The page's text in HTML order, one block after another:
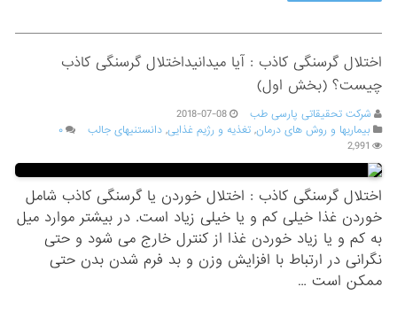
اختلال گرسنگی کاذب : آیا میدانیداختلال گرسنگی کاذب
چیست؟ (بخش اول)
شرکت تحقیقاتی پارسی طب
2018-07-08
بیماریها و روش های درمان,تغذیه و رژیم غذایی,دانستنیهای جالب
۰
2,991
اختلال گرسنگی کاذب : اختلال خوردن یا گرسنگی کاذب شامل
خوردن غذا خیلی کم و یا خیلی زیاد است. در بیشتر موارد میل
به کم و یا زیاد خوردن غذا از کنترل خارج می شود و حتی
نگرانی در ارتباط با افزایش وزن و بد فرم شدن بدن حتی
ممکن است …